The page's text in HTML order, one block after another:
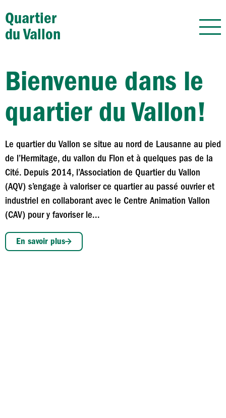
Quartier
du Vallon
Bienvenue dans le
quartier du Vallon!
Le quartier du Vallon se situe au nord de Lausanne au pied
de l’Hermitage, du vallon du Flon et à quelques pas de la
Cité. Depuis 2014, l’Association de Quartier du Vallon
(AQV) s’engage à valoriser ce quartier au passé ouvrier et
industriel en collaborant avec le Centre Animation Vallon
(CAV) pour y favoriser le...
En savoir plus